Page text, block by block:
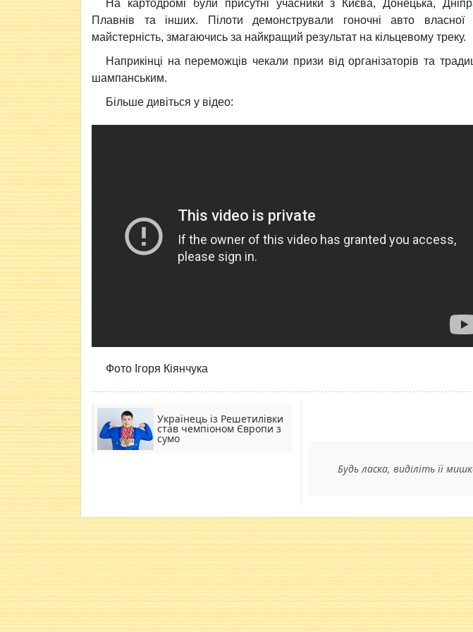
На картодромі були присутні учасники з Києва, Донецька,
Плавнів та інших. Пілоти демонстрували гоночні авто власної
майстерність, змагаючись за найкращий результат на кільцевому треку.
Наприкінці на переможців чекали призи від організаторів та
шампанським.
Більше дивіться у відео:
Фото Ігоря Кіянчука
Українець із Решетилівки
став чемпіоном Європи з
сумо
Будь ласка, виділіть її